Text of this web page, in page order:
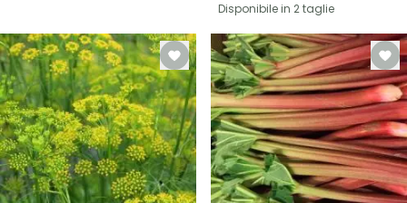
Disponibile in 2 taglie